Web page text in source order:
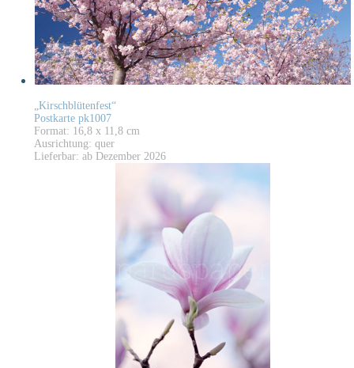
„Kirschblütenfest“
Postkarte pk1007
Format: 16,8 x 11,8 cm
Ausrichtung: quer
Lieferbar: ab Dezember 2026